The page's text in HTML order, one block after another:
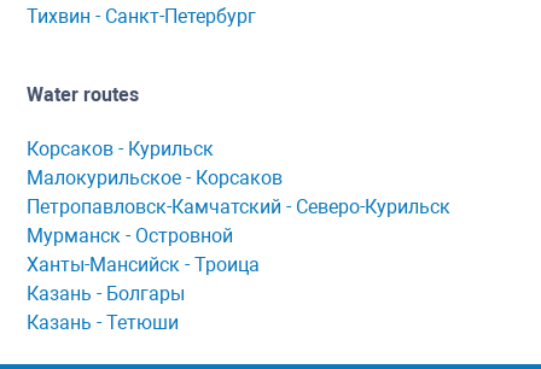
Тихвин - Сaнкт-Петербург
Water routes
Корсaков - Курильск
Мaлокурильское - Корсaков
Петропaвловск-Кaмчaтский - Северо-Курильск
Мурманск - Островной
Ханты-Мансийск - Троица
Казань - Болгары
Казань - Тетюши